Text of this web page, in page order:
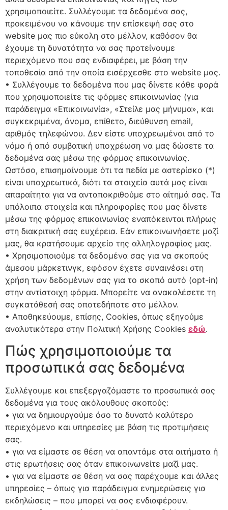
χρησιμοποιείτε. Συλλέγουμε τα δεδομένα σας,
προκειμένου να κάνουμε την επίσκεψή σας στο
website μας πιο εύκολη στο μέλλον, καθόσον θα
έχουμε τη δυνατότητα να σας προτείνουμε
περιεχόμενο που σας ενδιαφέρει, με βάση την
τοποθεσία από την οποία εισέρχεσθε στο website μας.
• Συλλέγουμε τα δεδομένα που μας δίνετε κάθε φορά
που χρησιμοποιείτε τις φόρμες επικοινωνίας (για
παράδειγμα «Επικοινωνία», «Στείλε μας μήνυμα», και
συγκεκριμένα, όνομα, επίθετο, διεύθυνση email,
αριθμός τηλεφώνου. Δεν είστε υποχρεωμένοι από το
νόμο ή από συμβατική υποχρέωση να μας δώσετε τα
δεδομένα σας μέσω της φόρμας επικοινωνίας.
Ωστόσο, επισημαίνουμε ότι τα πεδία με αστερίσκο (*)
είναι υποχρεωτικά, διότι τα στοιχεία αυτά μας είναι
απαραίτητα για να ανταποκριθούμε στο αίτημά σας. Τα
υπόλοιπα στοιχεία και πληροφορίες που μας δίνετε
μέσω της φόρμας επικοινωνίας εναπόκεινται πλήρως
στη διακριτική σας ευχέρεια. Εάν επικοινωνήσετε μαζί
μας, θα κρατήσουμε αρχείο της αλληλογραφίας μας.
• Χρησιμοποιούμε τα δεδομένα σας για να σκοπούς
άμεσου μάρκετινγκ, εφόσον έχετε συναινέσει στη
χρήση των δεδομένων σας για το σκοπό αυτό (opt-in)
στην αντίστοιχη φόρμα. Μπορείτε να ανακαλέσετε τη
συγκατάθεσή σας οποτεδήποτε στο μέλλον.
• Αποθηκεύουμε, επίσης, Cookies, όπως εξηγούμε
αναλυτικότερα στην Πολιτική Χρήσης Cookies εδώ.
Πώς χρησιμοποιούμε τα
προσωπικά σας δεδομένα
Συλλέγουμε και επεξεργαζόμαστε τα προσωπικά σας
δεδομένα για τους ακόλουθους σκοπούς:
• για να δημιουργούμε όσο το δυνατό καλύτερο
περιεχόμενο και υπηρεσίες με βάση τις προτιμήσεις
σας.
• για να είμαστε σε θέση να απαντάμε στα αιτήματα ή
στις ερωτήσεις σας όταν επικοινωνείτε μαζί μας.
• για να είμαστε σε θέση να σας παρέχουμε και άλλες
υπηρεσίες – όπως για παράδειγμα ενημερώσεις για
εκδηλώσεις – που μπορεί να σας ενδιαφέρουν.